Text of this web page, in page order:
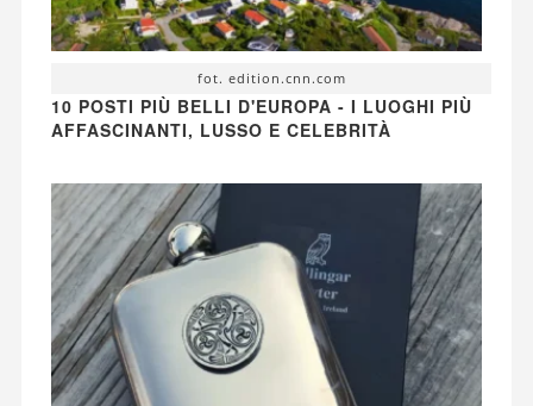
fot. edition.cnn.com
10 POSTI PIÙ BELLI D'EUROPA - I LUOGHI PIÙ
AFFASCINANTI, LUSSO E CELEBRITÀ